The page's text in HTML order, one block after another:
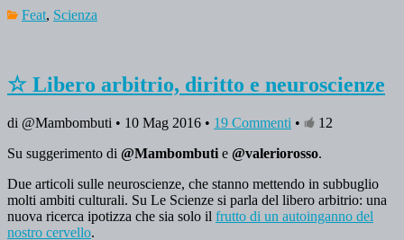
Feat, Scienza
☆ Libero arbitrio, diritto e neuroscienze
di @Mambombuti • 10 Mag 2016 • 19 Commenti •
12
Su suggerimento di @Mambombuti e @valeriorosso.
Due articoli sulle neuroscienze, che stanno mettendo in subbuglio
molti ambiti culturali. Su Le Scienze si parla del libero arbitrio: una
nuova ricerca ipotizza che sia solo il frutto di un autoinganno del
nostro cervello.